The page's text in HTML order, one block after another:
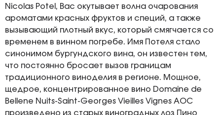
Nicolas Potel, Вас окутывает волна очарования
ароматами красных фруктов и специй, а также
вызывающий плотный вкус, который смягчается со
временем в винном погребе. Имя Потеля стало
синонимом бургундского вина, он известен тем,
что постоянно бросает вызов границам
традиционного виноделия в регионе. Мощное,
щедрое, концентрированное вино Domaine de
Bellene Nuits-Saint-Georges Vieilles Vignes AOC
произведено из старых виноградных лоз Пино